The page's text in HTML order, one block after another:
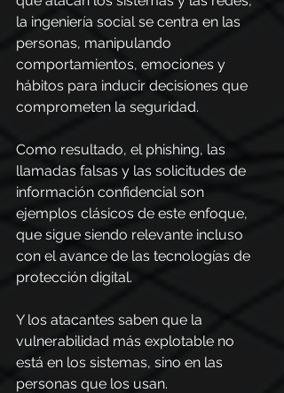
la ingeniería social se centra en las
personas, manipulando
comportamientos, emociones y
hábitos para inducir decisiones que
comprometen la seguridad.
Como resultado, el phishing, las
llamadas falsas y las solicitudes de
información confidencial son
ejemplos clásicos de este enfoque,
que sigue siendo relevante incluso
con el avance de las tecnologías de
protección digital.
Y los atacantes saben que la
vulnerabilidad más explotable no
está en los sistemas, sino en las
personas que los usan.